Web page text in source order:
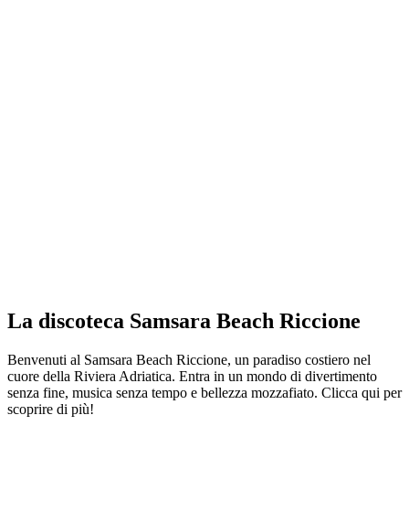
La discoteca Samsara Beach Riccione
Benvenuti al Samsara Beach Riccione, un paradiso costiero nel
cuore della Riviera Adriatica. Entra in un mondo di divertimento
senza fine, musica senza tempo e bellezza mozzafiato. Clicca qui per
scoprire di più!